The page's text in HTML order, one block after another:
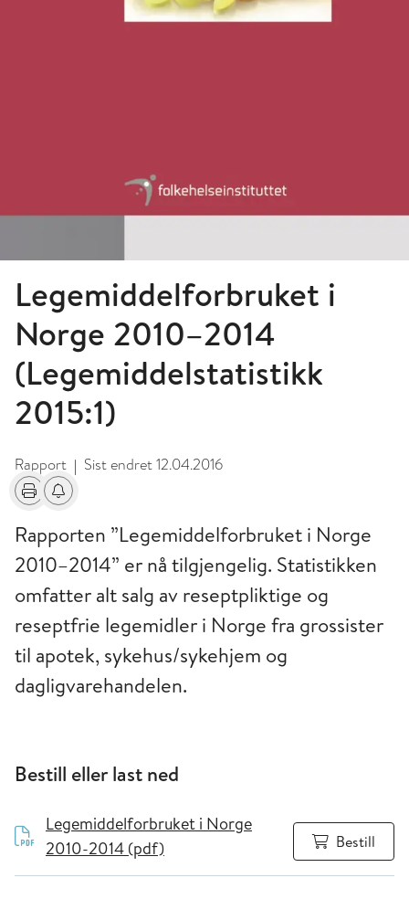
Legemiddelforbruket i
Norge 2010–2014
(Legemiddelstatistikk
2015:1)
Rapport | Sist endret12.04.2016
Skriv utFå varsel om endringer
Rapporten ”Legemiddelforbruket i Norge
2010–2014” er nå tilgjengelig. Statistikken
omfatter alt salg av reseptpliktige og
reseptfrie legemidler i Norge fra grossister
til apotek, sykehus/sykehjem og
dagligvarehandelen.
Bestill eller last ned
Legemiddelforbruket i Norge
2010-2014 (pdf)
Bestill